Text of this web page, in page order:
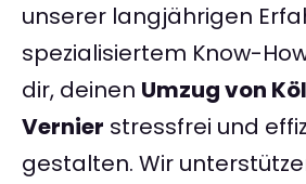
unserer langjährigen
spezialisiertem Know-
dir, deinen Umzug von
Vernier stressfrei und
gestalten. Wir